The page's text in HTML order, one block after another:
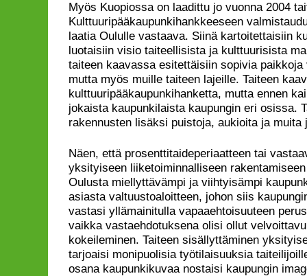
Myös Kuopiossa on laadittu jo vuonna 2004
Kulttuuripääkaupunkihankkeeseen
laatia Oululle vastaava. Siinä kartoitettaisiin
luotaisiin visio taiteellisista ja kulttuurisista
taiteen kaavassa esitettäisiin sopivia
mutta myös muille taiteen lajeille. Taiteen
kulttuuripääkaupunkihanketta, mutta ennen
jokaista kaupunkilaista kaupungin eri osissa.
rakennusten lisäksi puistoja, aukioita ja muita
Näen, että prosenttitaideperiaatteen tai
yksityiseen liiketoiminnalliseen
Oulusta miellyttävämpi ja viihtyisämpi
asiasta valtuustoaloitteen, johon siis
vastasi yllämainitulla vapaaehtoisuuteen
vaikka vastaehdotuksena olisi ollut
kokeileminen. Taiteen sisällyttäminen
tarjoaisi monipuolisia työtilaisuuksia
osana kaupunkikuvaa nostaisi kaupungin